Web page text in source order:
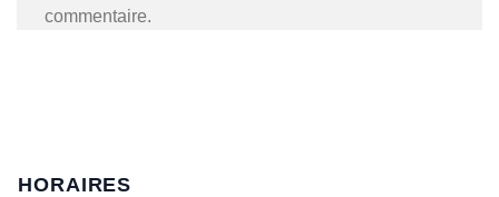
commentaire.
HORAIRES